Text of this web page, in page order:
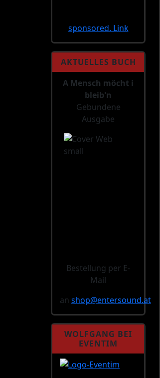
sponsored. Link
AKTUELLES BUCH
A Mensch möcht i
bleib'n
Gebundene
Ausgabe
Bestellung per E-
Mail
an shop@entersound.at
WOLFGANG BEI
EVENTIM